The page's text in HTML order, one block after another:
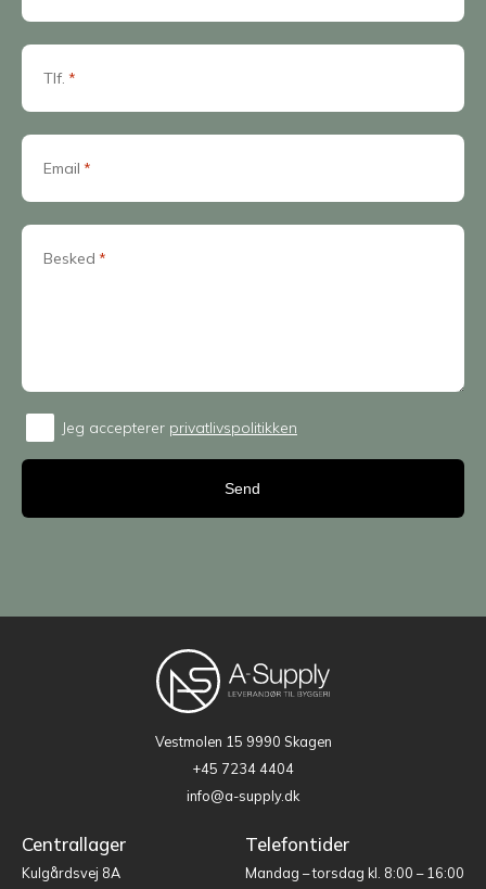
Tlf. *
Email *
Besked *
Consent
Jeg accepterer privatlivspolitikken
Vestmolen 15 9990 Skagen
+45 7234 4404
info@a-supply.dk
Centrallager
Kulgårdsvej 8A
Telefontider
Mandag – torsdag kl. 8:00 – 16:00